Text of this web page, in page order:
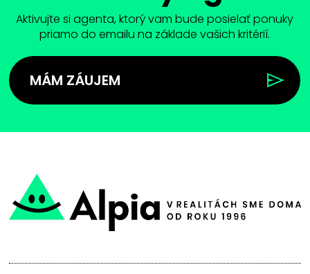
Aktivujte si agenta, ktorý vam bude posielať ponuky
priamo do emailu na základe vašich kritérií.
MÁM ZÁUJEM